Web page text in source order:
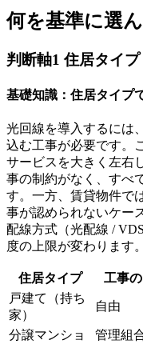
何を基準に選
判断軸1 住居タイプ
基礎知識：住居タイプ
光回線を導入するには
込む工事が必要です。
サービスを大きく左右
事の制約がなく、すべ
す。一方、賃貸物件で
事が認められないケー
配線方式（光配線 /
度の上限が変わります。
住居タイプ 工事
戸建て（持ち
家）
自由
分譲マンショ
管理組